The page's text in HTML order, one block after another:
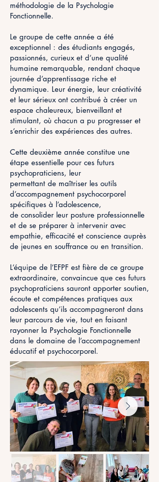
méthodologie de la Psychologie
Fonctionnelle.
Le groupe de cette année a été
exceptionnel : des étudiants engagés,
passionnés, curieux et d’une qualité
humaine remarquable, rendant chaque
journée d’apprentissage riche et
dynamique. Leur énergie, leur créativité
et leur sérieux ont contribué à créer un
espace chaleureux, bienveillant et
stimulant, où chacun a pu progresser et
s’enrichir des expériences des autres.
Cette deuxième année constitue une
étape essentielle pour ces futurs
psychopraticiens, leur
permettant de maîtriser les outils
d’accompagnement psychocorporel
spécifiques à l’adolescence,
de consolider leur posture professionnelle
et de se préparer à intervenir avec
empathie, efficacité et conscience auprès
de jeunes en souffrance ou en transition.
L’équipe de l’EFPF est fière de ce groupe
extraordinaire, convaincue que ces futurs
psychopraticiens sauront apporter soutien,
écoute et compétences pratiques aux
adolescents qu’ils accompagneront dans
leur parcours de vie, tout en faisant
rayonner la Psychologie Fonctionnelle
dans le domaine de l’accompagnement
éducatif et psychocorporel.